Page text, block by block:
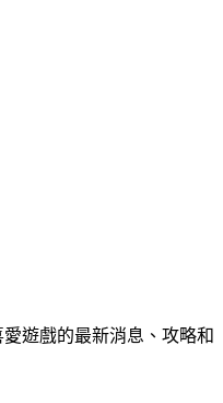
遊戲的最新消息、攻略和